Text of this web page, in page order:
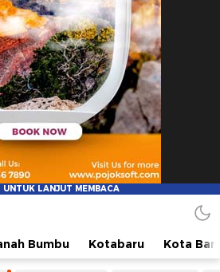
Faktual dan Mendidik
Bumbu Kotabaru Kota